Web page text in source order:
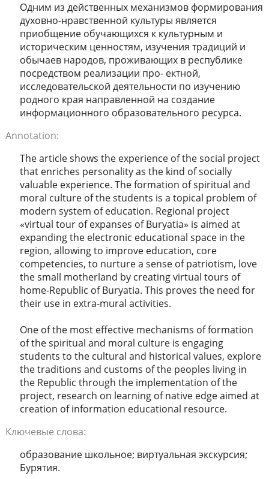
Одним из действенных механизмов формирования
духовно-нравственной культуры является
приобщение обучающихся к культурным и
историческим ценностям, изучения традиций и
обычаев народов, проживающих в республике
посредством реализации про- ектной,
исследовательской деятельности по изучению
родного края направленной на создание
информационного образовательного ресурса.
Annotation:
The article shows the experience of the social project
that enriches personality as the kind of socially
valuable experience. The formation of spiritual and
moral culture of the students is a topical problem of
modern system of education. Regional project
«virtual tour of expanses of Buryatia» is aimed at
expanding the electronic educational space in the
region, allowing to improve education, core
competencies, to nurture a sense of patriotism, love
the small motherland by creating virtual tours of
home-Republic of Buryatia. This proves the need for
their use in extra-mural activities.
One of the most effective mechanisms of formation
of the spiritual and moral culture is engaging
students to the cultural and historical values, explore
the traditions and customs of the peoples living in
the Republic through the implementation of the
project, research on learning of native edge aimed at
creation of information educational resource.
Ключевые слова:
образование школьное; виртуальная экскурсия;
Бурятия.